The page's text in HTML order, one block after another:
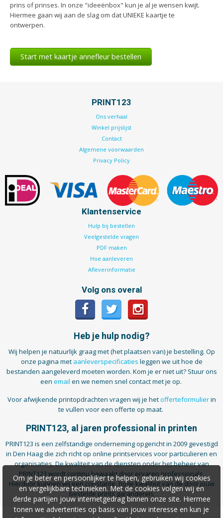
prins of prinses. In onze "ideeënbox" kun je al je wensen kwijt.
Hiermee gaan wij aan de slag om dat UNIEKE kaartje te
ontwerpen.
Start met kaartje annefleur bestellen
PRINT123
Ons verhaal
Winkel prijslijst
Contact
Algemene voorwaarden
Privacy Policy
Klantenservice
Hulp bij bestellen
Veelgestelde vragen
PDF maken
Hoe aanleveren
Afleverinformatie
Volg ons overal
Heb je hulp nodig?
Wij helpen je natuurlijk graag met (het plaatsen van) je bestelling. Op
onze pagina met aanleverspecificaties leggen we uit hoe de
bestanden aangeleverd moeten worden. Kom je er niet uit? Stuur ons
een email en we nemen snel contact met je op.
Voor afwijkende printopdrachten vragen wij je hetofferteformulierin
te vullen voor een offerte op maat.
PRINT123, al jaren professional in printen
PRINT123 is een zelfstandige onderneming opgericht in 2009 gevestigd
in Den Haag die zich richt op online printservices voor particulieren en
organisaties. De kwaliteit van de diensten onder het beheer van
PRINT123 wordt continu bewaakt door ervaren professionals.
Hierdoor kunnen wij een constante, hoge kwaliteit van de door jouw
bestelde prints garanderen.
Om je beter en persoonlijker te helpen, gebruiken wij cookies
en vergelijkbare technieken. Met de cookies volgen wij en
derde partijen jouw internetgedrag binnen onze site. Hiermee
tonen we advertenties op basis van jouw interesse en kun je